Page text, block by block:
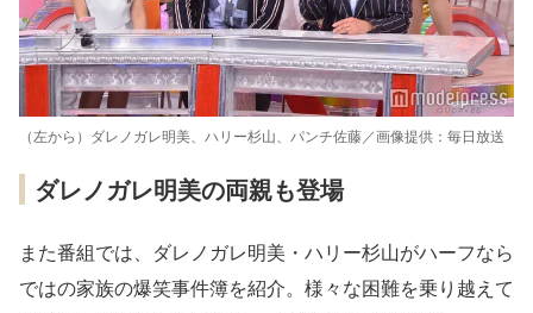
（左から）ダレノガレ明美、ハリー杉山、パンチ佐藤／画像提供：毎日放送
ダレノガレ明美の両親も登場
また番組では、ダレノガレ明美・ハリー杉山がハーフなら
ではの家族の爆笑事件簿を紹介。様々な困難を乗り越えて